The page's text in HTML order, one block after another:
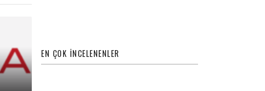
EN ÇOK İNCELENENLER